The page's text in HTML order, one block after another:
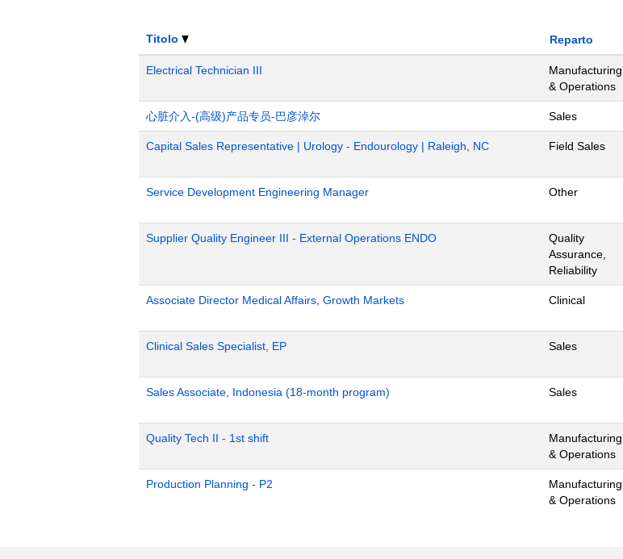
Titolo Reparto
Electrical Technician III
Manufacturing
& Operations
心脏介入-(高级)产品专员-巴彦淖尔 Sales
Capital Sales Representative | Urology - Endourology | Raleigh, NC Field Sales
Service Development Engineering Manager Other
Supplier Quality Engineer III - External Operations ENDO
Quality
Assurance,
Reliability
Associate Director Medical Affairs, Growth Markets Clinical
Clinical Sales Specialist, EP Sales
Sales Associate, Indonesia (18-month program) Sales
Quality Tech II - 1st shift
Manufacturing
& Operations
Production Planning - P2
Manufacturing
& Operations